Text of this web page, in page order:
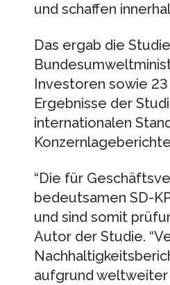
und schaffen
Das ergab die
Investoren sowie
Ergebnisse der
internationalen
“Die für
bedeutsamen SD-
und sind somit
Autor der Studie.
aufgrund weltweiter